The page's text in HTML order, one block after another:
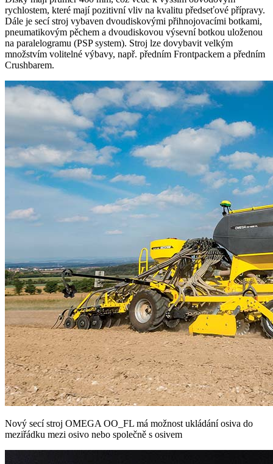
rychlostem, které mají pozitivní vliv na kvalitu předseťové přípravy.
Dále je secí stroj vybaven dvoudiskovými přihnojovacími botkami,
pneumatikovým pěchem a dvoudiskovou výsevní botkou uloženou
na paralelogramu (PSP system). Stroj lze dovybavit velkým
množstvím volitelné výbavy, např. předním Frontpackem a předním
Crushbarem.
Nový secí stroj OMEGA OO_FL má možnost ukládání osiva do
meziřádku mezi osivo nebo společně s osivem